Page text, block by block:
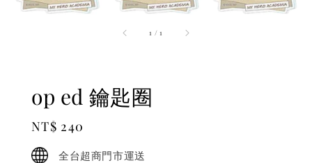
1 /1
op ed 鑰匙圈
Regular
price
NT$ 240
全台超商門市運送